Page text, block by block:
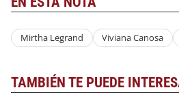
Mirtha Legrand Viviana Canosa
TAMBIÉN TE PUEDE